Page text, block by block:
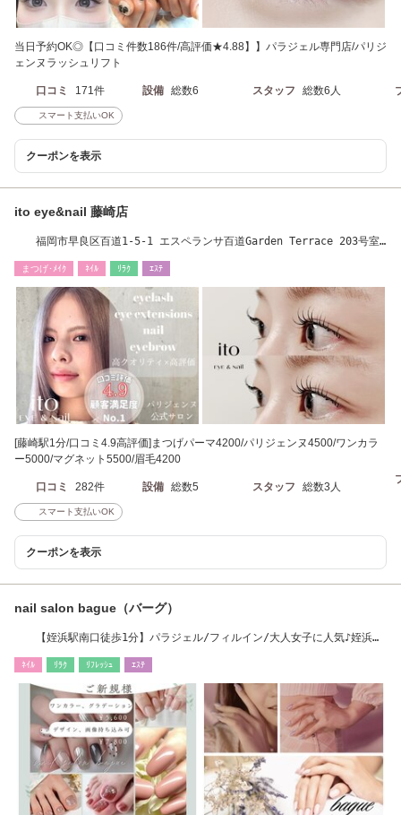
当日予約OK◎【口コミ件数186件/高評価★4.88】】パラジェル専門店/パリジ
ェンヌラッシュリフト
口コミ 171件 設備 総数6 スタッフ 総数6人
スマート支払いOK
クーポンを表示
ito eye&nail 藤崎店
福岡市早良区百道1-5-1 エスペランサ百道Garden Terrace 203号室
まつげ･ﾒｲｸ ﾈｲﾙ ﾘﾗｸ ｴｽﾃ
[藤崎駅1分/口コミ4.9高評価]まつげパーマ4200/パリジェンヌ4500/ワンカラ
ー5000/マグネット5500/眉毛4200
口コミ 282件 設備 総数5 スタッフ 総数3人
スマート支払いOK
クーポンを表示
nail salon bague（バーグ）
【姪浜駅南口徒歩1分】パラジェル/フィルイン/大人女子に人気♪姪浜オ
ﾈｲﾙ ﾘﾗｸ ﾘﾌﾚｯｼｭ ｴｽﾃ